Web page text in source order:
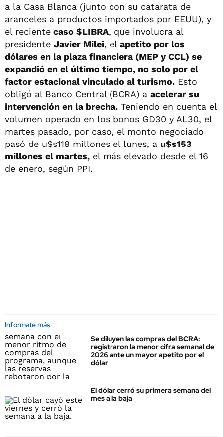
a la Casa Blanca (junto con su catarata de
aranceles a productos importados por EEUU), y
el reciente caso $LIBRA, que involucra al
presidente Javier Milei, el apetito por los
dólares en la plaza financiera (MEP y CCL) se
expandió en el último tiempo, no solo por el
factor estacional vinculado al turismo. Esto
obligó al Banco Central (BCRA) a acelerar su
intervención en la brecha. Teniendo en cuenta el
volumen operado en los bonos GD30 y AL30, el
martes pasado, por caso, el monto negociado
pasó de u$s118 millones el lunes, a u$s153
millones el martes, el más elevado desde el 16
de enero, según PPI.
Informate más
Se diluyen las compras del BCRA:
registraron la menor cifra semanal de
2026 ante un mayor apetito por el
dólar
El dólar cerró su primera semana del
mes a la baja